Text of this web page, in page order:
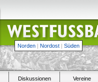
Norden | Nordost | Süden
Diskussionen Vereine